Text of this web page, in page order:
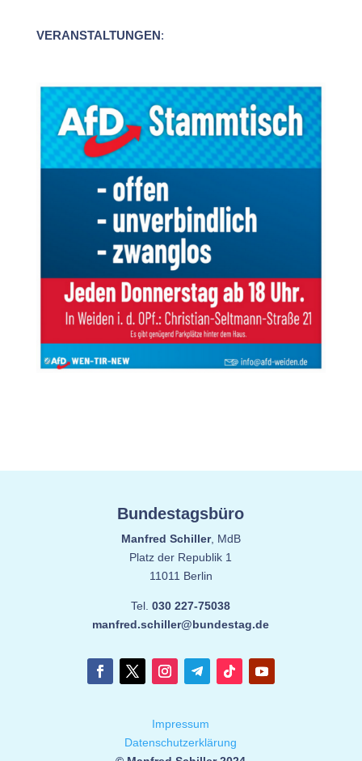
VERANSTALTUNGEN:
Bundestagsbüro
Manfred Schiller, MdB
Platz der Republik 1
11011 Berlin
Tel.030 227-75038
manfred.schiller@bundestag.de
Impressum
Datenschutzerklärung